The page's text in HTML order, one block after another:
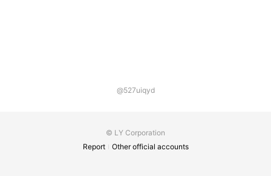
@527uiqyd
© LY Corporation
Report
Other official accounts